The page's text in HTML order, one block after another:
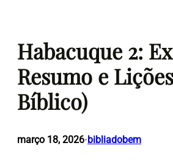
Habacuque 2:
Resumo e
Bíblico)
março 18, 2026•bibliadobem